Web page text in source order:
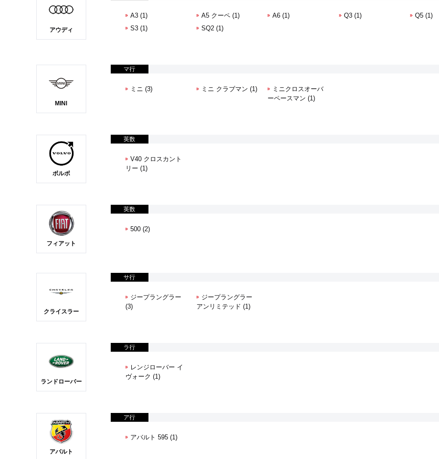
アウディ
A3 (1) A5 クーペ (1) A6 (1) Q3 (1)
Q5 (1)
S3 (1)
SQ2 (1)
MINI
マ行
ミニ (3) ミニ クラブマン (1)
ミニクロスオーバ
ーペースマン (1)
ボルボ
英数
V40 クロスカント
リー (1)
フィアット
英数
500 (2)
クライスラー
サ行
ジープラングラー
(3)
ジープラングラー
アンリミテッド (1)
ランドローバー
ラ行
レンジローバー イ
ヴォーク (1)
アバルト
ア行
アバルト 595 (1)